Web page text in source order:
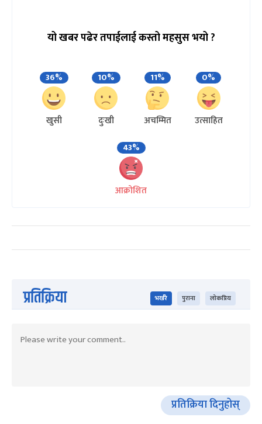
यो खबर पढेर तपाईलाई कस्तो महसुस भयो ?
36%
खुसी
10%
दुःखी
11%
अचम्मित
0%
उत्साहित
43%
आक्रोशित
प्रतिक्रिया भर्खरै पुराना लोकप्रिय
प्रतिक्रिया दिनुहोस्